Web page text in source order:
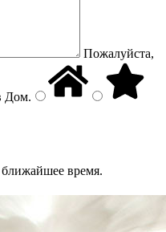
Пожалуйста,
Дом.
время.